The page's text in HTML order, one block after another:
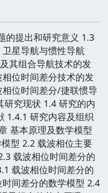
的提出和研究意义 1.3
星导航与惯性导航
其组合导航技术的发
位时间差分技术的发
位时间差分/捷联惯导
研究现状 1.4 研究的内
1.4.1 研究内容及组织
基本原理及数学模型
型 2.2 载波相位主要
载波相位时间差分的
载波相位时间差分的
间差分的数学模型 2.4